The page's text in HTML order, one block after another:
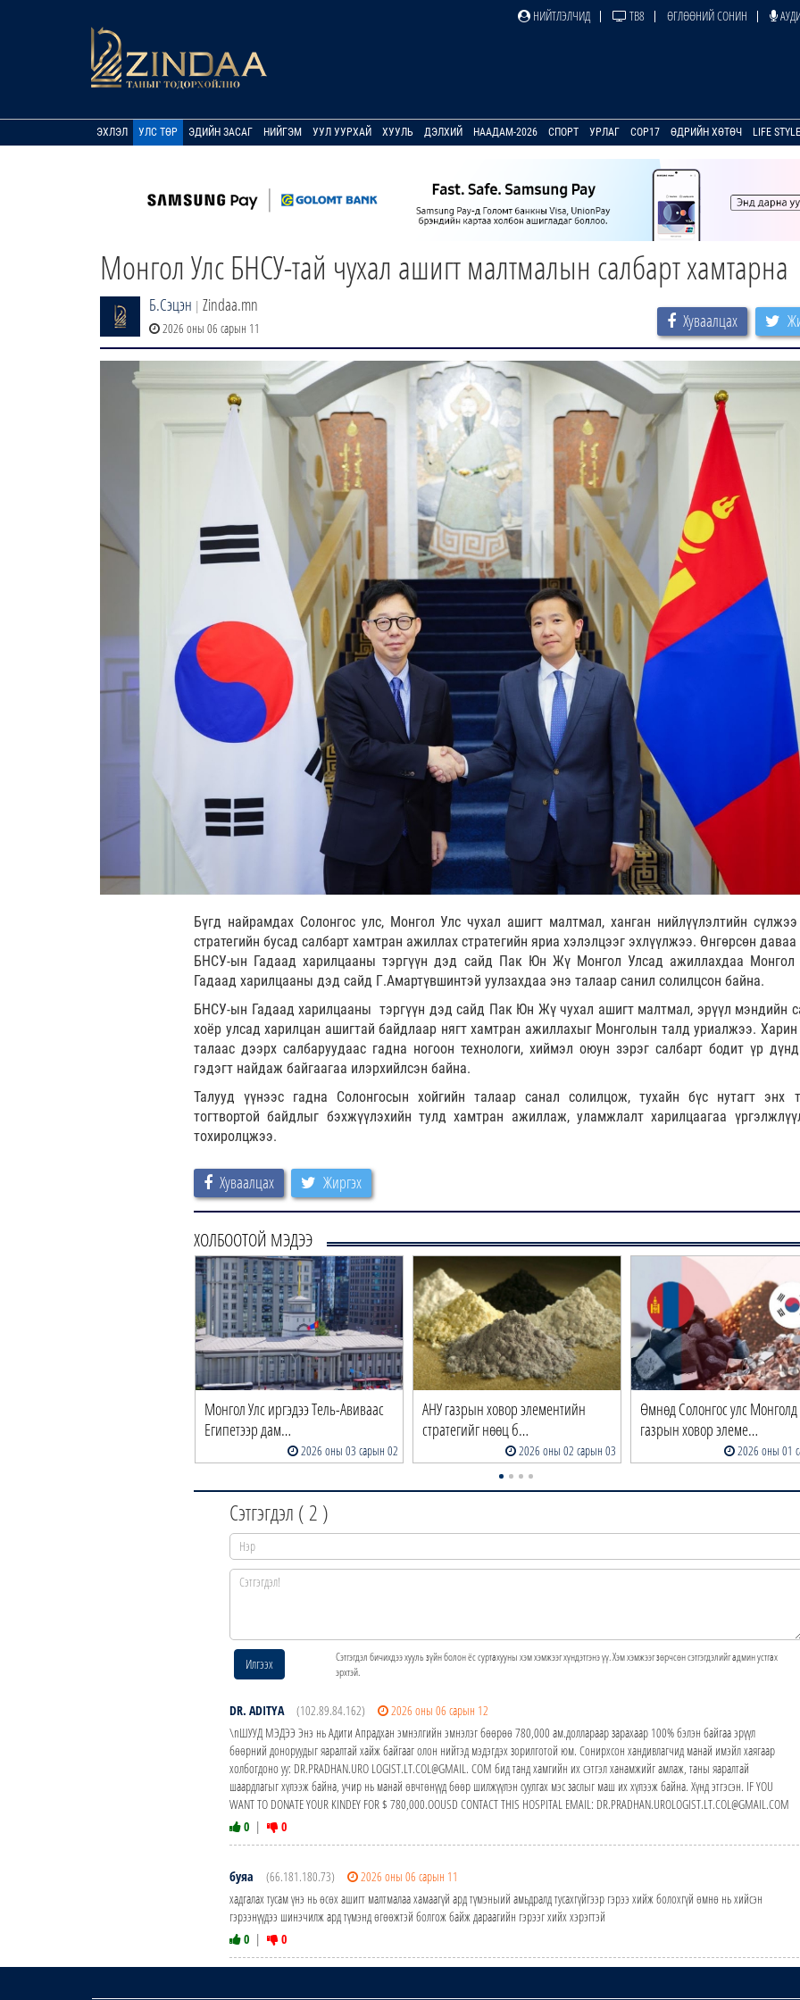
НИЙТЛЭЛЧИД ТВ8 ӨГЛӨӨНИЙ СОНИН
ЭХЛЭЛ УЛС ТӨР ЭДИЙН ЗАСАГ НИЙГЭМ УУЛ УУРХАЙ ХУУЛЬ ДЭЛХИЙ НААДАМ-2026 СПОРТ УРЛАГ COP17 ӨДРИЙН ХӨТӨЧ LIFE STYLE
Монгол Улс БНСУ-тай чухал ашигт малтмалын салбарт хамтарна
Б.Сэцэн | Zindaa.mn
2026 оны 06 сарын 11 Хуваалцах
Бүгд найрамдах Солонгос улс, Монгол Улс чухал ашигт малтмал, ханган нийлүүлэлтийн
стратегийн бусад салбарт хамтран ажиллах стратегийн яриа хэлэлцээг эхлүүлжээ. Өнгөрсөн даваа
БНСУ-ын Гадаад харилцааны тэргүүн дэд сайд Пак Юн Жү Монгол Улсад ажиллахдаа Монгол
Гадаад харилцааны дэд сайд Г.Амартүвшинтэй уулзахдаа энэ талаар санил солилцсон байна.
БНСУ-ын Гадаад харилцааны тэргүүн дэд сайд Пак Юн Жү чухал ашигт малтмал, эрүүл мэндийн
хоёр улсад харилцан ашигтай байдлаар нягт хамтран ажиллахыг Монголын талд уриалжээ.
талаас дээрх салбаруудаас гадна ногоон технологи, хиймэл оюун зэрэг салбарт бодит үр
гэдэгт найдаж байгаагаа илэрхийлсэн байна.
Талууд үүнээс гадна Солонгосын хойгийн талаар санал солилцож, тухайн бүс нутагт энх
тогтвортой байдлыг бэхжүүлэхийн тулд хамтран ажиллаж, уламжлалт харилцаагаа
тохиролцжээ.
Хуваалцах Жиргэх
ХОЛБООТОЙ МЭДЭЭ
Монгол Улс иргэдээ Тель-Авиваас
Египетээр дам…
2026 оны 03 сарын 02
АНУ газрын ховор элементийн
стратегийг нөөц б…
2026 оны 02 сарын 03
Өмнөд Солонгос улс Монголд
газрын ховор элеме…
2026 оны 01
Сэтгэгдэл (2 )
Илгээх
Сэтгэгдэл бичихдээ хууль зүйн болон ёс суртахууны хэм хэмжээг хүндэтгэнэ үү. Хэм хэмжээг зөрчсөн сэтгэгдэлийг админ устгах
эрхтэй.
DR. ADITYA (102.89.84.162)
2026 оны 06 сарын 12
\nШУУД МЭДЭЭ Энэ нь Адити Апрадхан эмнэлгийн эмнэлэг бөөрөө 780,000 ам.доллараар зарахаар 100% бэлэн байгаа эрүүл
бөөрний доноруудыг яаралтай хайж байгааг олон нийтэд мэдэгдэх зорилготой юм. Сонирхсон хандивлагчид манай имэйл хаягаар
холбогдоно уу: DR.PRADHAN.URO LOGIST.LT.COL@GMAIL. COM бид танд хамгийн их сэтгэл ханамжийг амлаж, таны яаралтай
шаардлагыг хүлээж байна, учир нь манай өвчтөнүүд бөөр шилжүүлэн суулгах мэс заслыг маш их хүлээж байна. Хүнд этгэсэн. IF YOU
WANT TO DONATE YOUR KINDEY FOR $ 780,000.OOUSD CONTACT THIS HOSPITAL EMAIL: DR.PRADHAN.UROLOGIST.LT.COL@GMAIL.COM
0 | 0
буяа (66.181.180.73)
2026 оны 06 сарын 11
хадгалах тусам үнэ нь өсөх ашигт малтмалаа хамаагүй ард түмэныий амьдралд тусахгүйгээр гэрээ хийж болохгүй өмнө нь хийсэн
гэрээнүүдээ шинэчилж ард түмэнд өгөөжтэй болгож байж дараагийн гэрээг хийх хэрэгтэй
0 | 0